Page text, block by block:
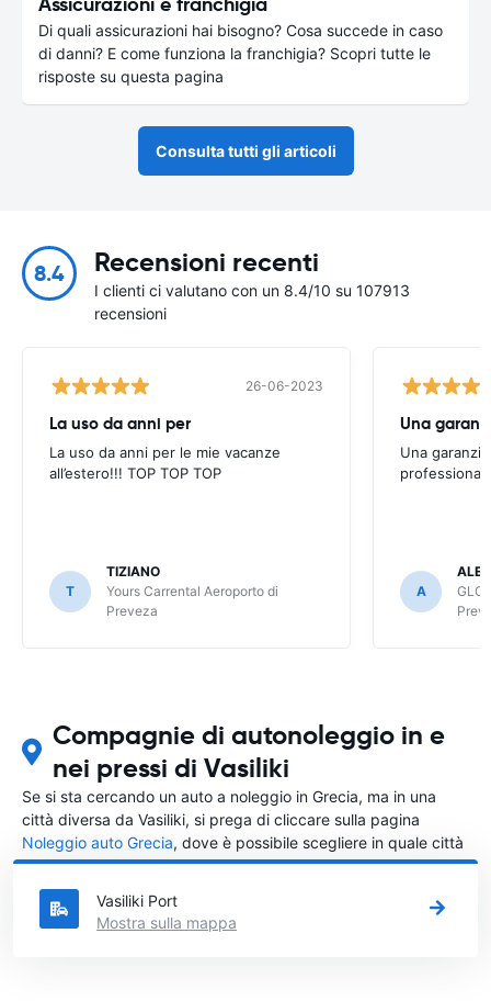
Di quali assicurazioni hai bisogno? Cosa succede in caso
di danni? E come funziona la franchigia? Scopri tutte le
risposte su questa pagina
Consulta tutti gli articoli
8.4 Recensioni recenti
I clienti ci valutano con un 8.4/10 su 107913
recensioni
26-06-2023
La uso da anni per
La uso da anni per le mie vacanze
all’estero!!! TOP TOP TOP
T
TIZIANO
Yours Carrental Aeroporto di
Preveza
Una
Una
A
Compagnie di autonoleggio in e
nei pressi di Vasiliki
Se si sta cercando un auto a noleggio in Grecia, ma in una
città diversa da Vasiliki, si prega di cliccare sulla pagina
Noleggio auto Grecia, dove è possibile scegliere in quale città
in Grecia si vuole noleggiare l'auto.
Vasiliki Port
Mostra sulla mappa